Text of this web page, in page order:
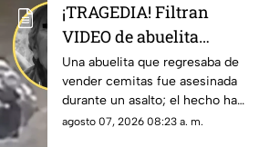
¡TRAGEDIA! Filtran
VIDEO de abuelita
ASESINADA durante
asalto mientras
regresaba de vender;
solo llevaba 90 pesos
Una abuelita que regresaba de
vender cemitas fue asesinada
durante un asalto; el hecho ha
causado indignación entre la
agosto 07, 2026 08:23 a. m.